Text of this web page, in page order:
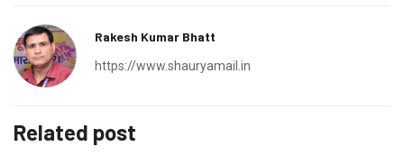
Rakesh Kumar Bhatt
https://www.shauryamail.in
Related post